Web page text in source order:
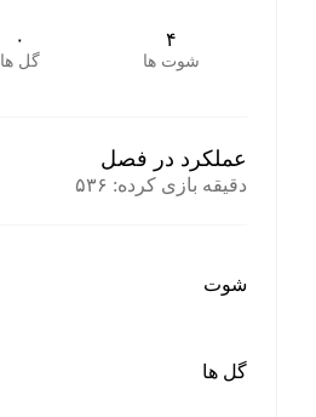
۴
شوت ها
۰
گل ها
عملکرد در فصل
دقیقه بازی کرده: ۵۳۶
شوت
گل ها